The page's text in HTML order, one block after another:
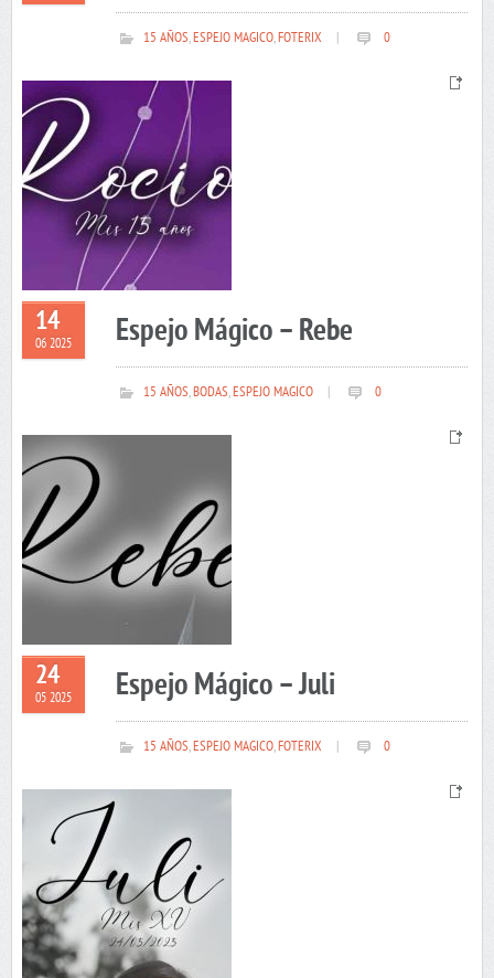
15 AÑOS,ESPEJO MAGICO,FOTERIX 0
14
06 2025 Espejo Mágico – Rebe
15 AÑOS,BODAS,ESPEJO MAGICO 0
24
05 2025 Espejo Mágico – Juli
15 AÑOS,ESPEJO MAGICO,FOTERIX 0